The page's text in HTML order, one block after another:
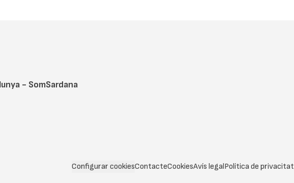
- SomSardana
Configurar cookiesContacteCookiesAvís legalPolítica de privacitat